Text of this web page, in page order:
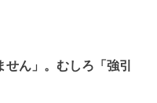
ん」。むしろ「強引